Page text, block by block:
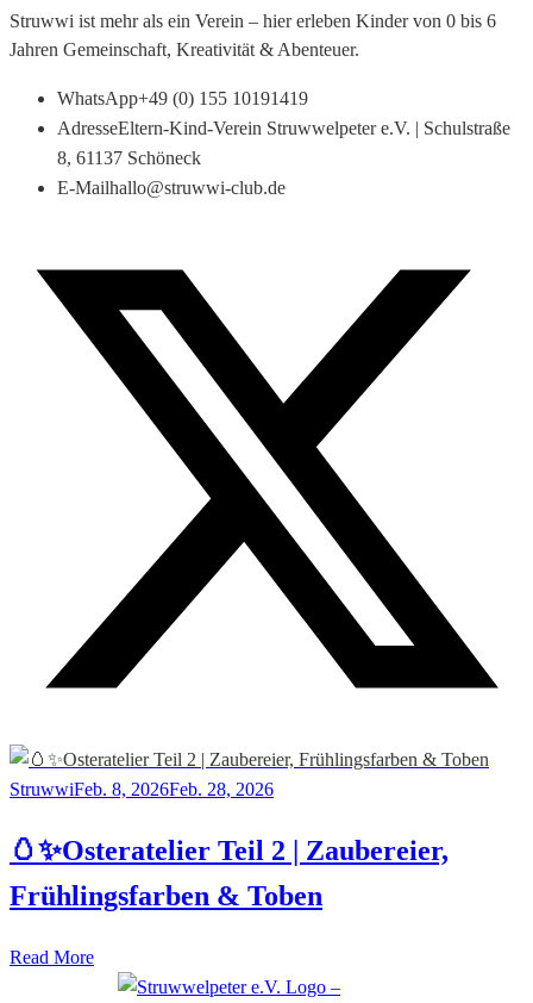
Struwwi ist mehr als ein Verein – hier erleben Kinder von 0 bis 6
Jahren Gemeinschaft, Kreativität & Abenteuer.
WhatsApp+49 (0) 155 10191419
AdresseEltern-Kind-Verein Struwwelpeter e.V. | Schulstraße
8, 61137 Schöneck
E-Mailhallo@struwwi-club.de
StruwwiFeb. 8, 2026Feb. 28, 2026
🥚✨Osteratelier Teil 2 | Zaubereier,
Frühlingsfarben & Toben
Read More